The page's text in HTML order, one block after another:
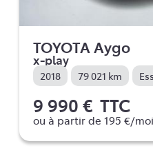
TOYOTA Aygo
x-play
2018 79 021 km
9 990 € TTC
ou à partir de 195 €/